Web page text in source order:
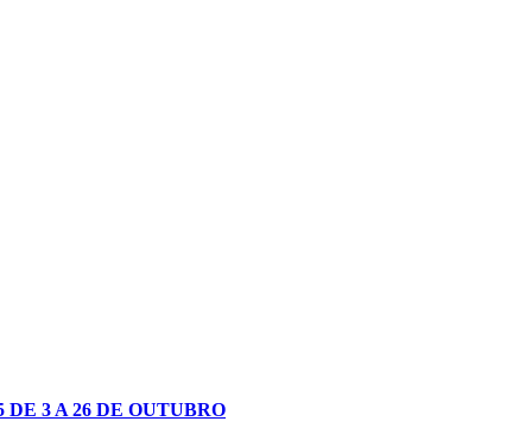
3 A 26 DE OUTUBRO